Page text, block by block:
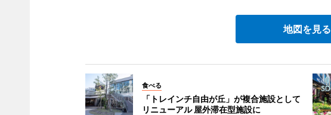
地図を見る
食べる
「トレインチ自由が丘」が複合施設として
リニューアル 屋外滞在型施設に